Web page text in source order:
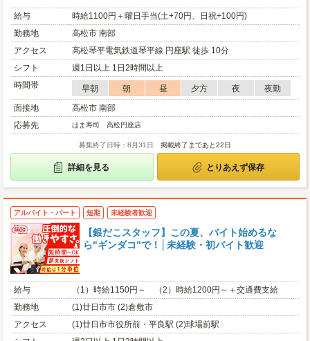
給与
時給1100円＋曜日手当(土+70円、日祝+100円)
勤務地
高松市 南部
アクセス
高松琴平電気鉄道琴平線 円座駅 徒歩 10分
シフト
週1日以上 1日2時間以上
時間帯
早朝 朝 昼 夕方 夜
夜勤
面接地
高松市 南部
応募先
はま寿司 高松円座店
募集終了日時：8月31日 掲載終了まであと22日
詳細を見る とりあえず保存
アルバイト・パート 短期 未経験者歓迎
【銀だこスタッフ】この夏、バイト始めるな
ら"ギンダコ"で！│未経験・初バイト歓迎
給与
（1）時給1150円～ （2）時給1200円～＋交通費支給
勤務地
(1)廿日市市 (2)倉敷市
アクセス
(1)廿日市市役所前・平良駅 (2)球場前駅